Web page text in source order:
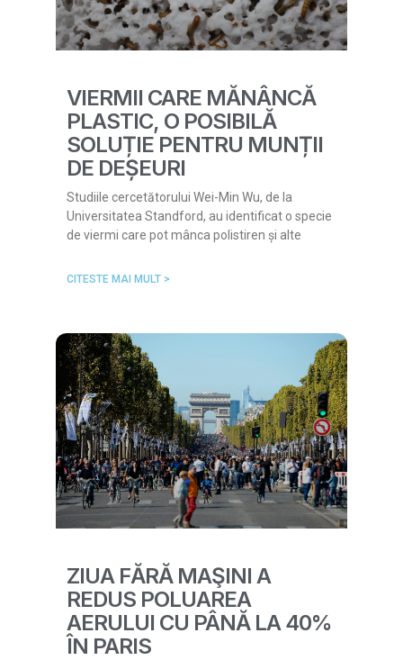
VIERMII CARE MĂNÂNCĂ
PLASTIC, O POSIBILĂ
SOLUȚIE PENTRU MUNȚII
DE DEȘEURI
Studiile cercetătorului Wei-Min Wu, de la
Universitatea Standford, au identificat o specie
de viermi care pot mânca polistiren și alte
CITESTE MAI MULT >
ZIUA FĂRĂ MAŞINI A
REDUS POLUAREA
AERULUI CU PÂNĂ LA 40%
ÎN PARIS